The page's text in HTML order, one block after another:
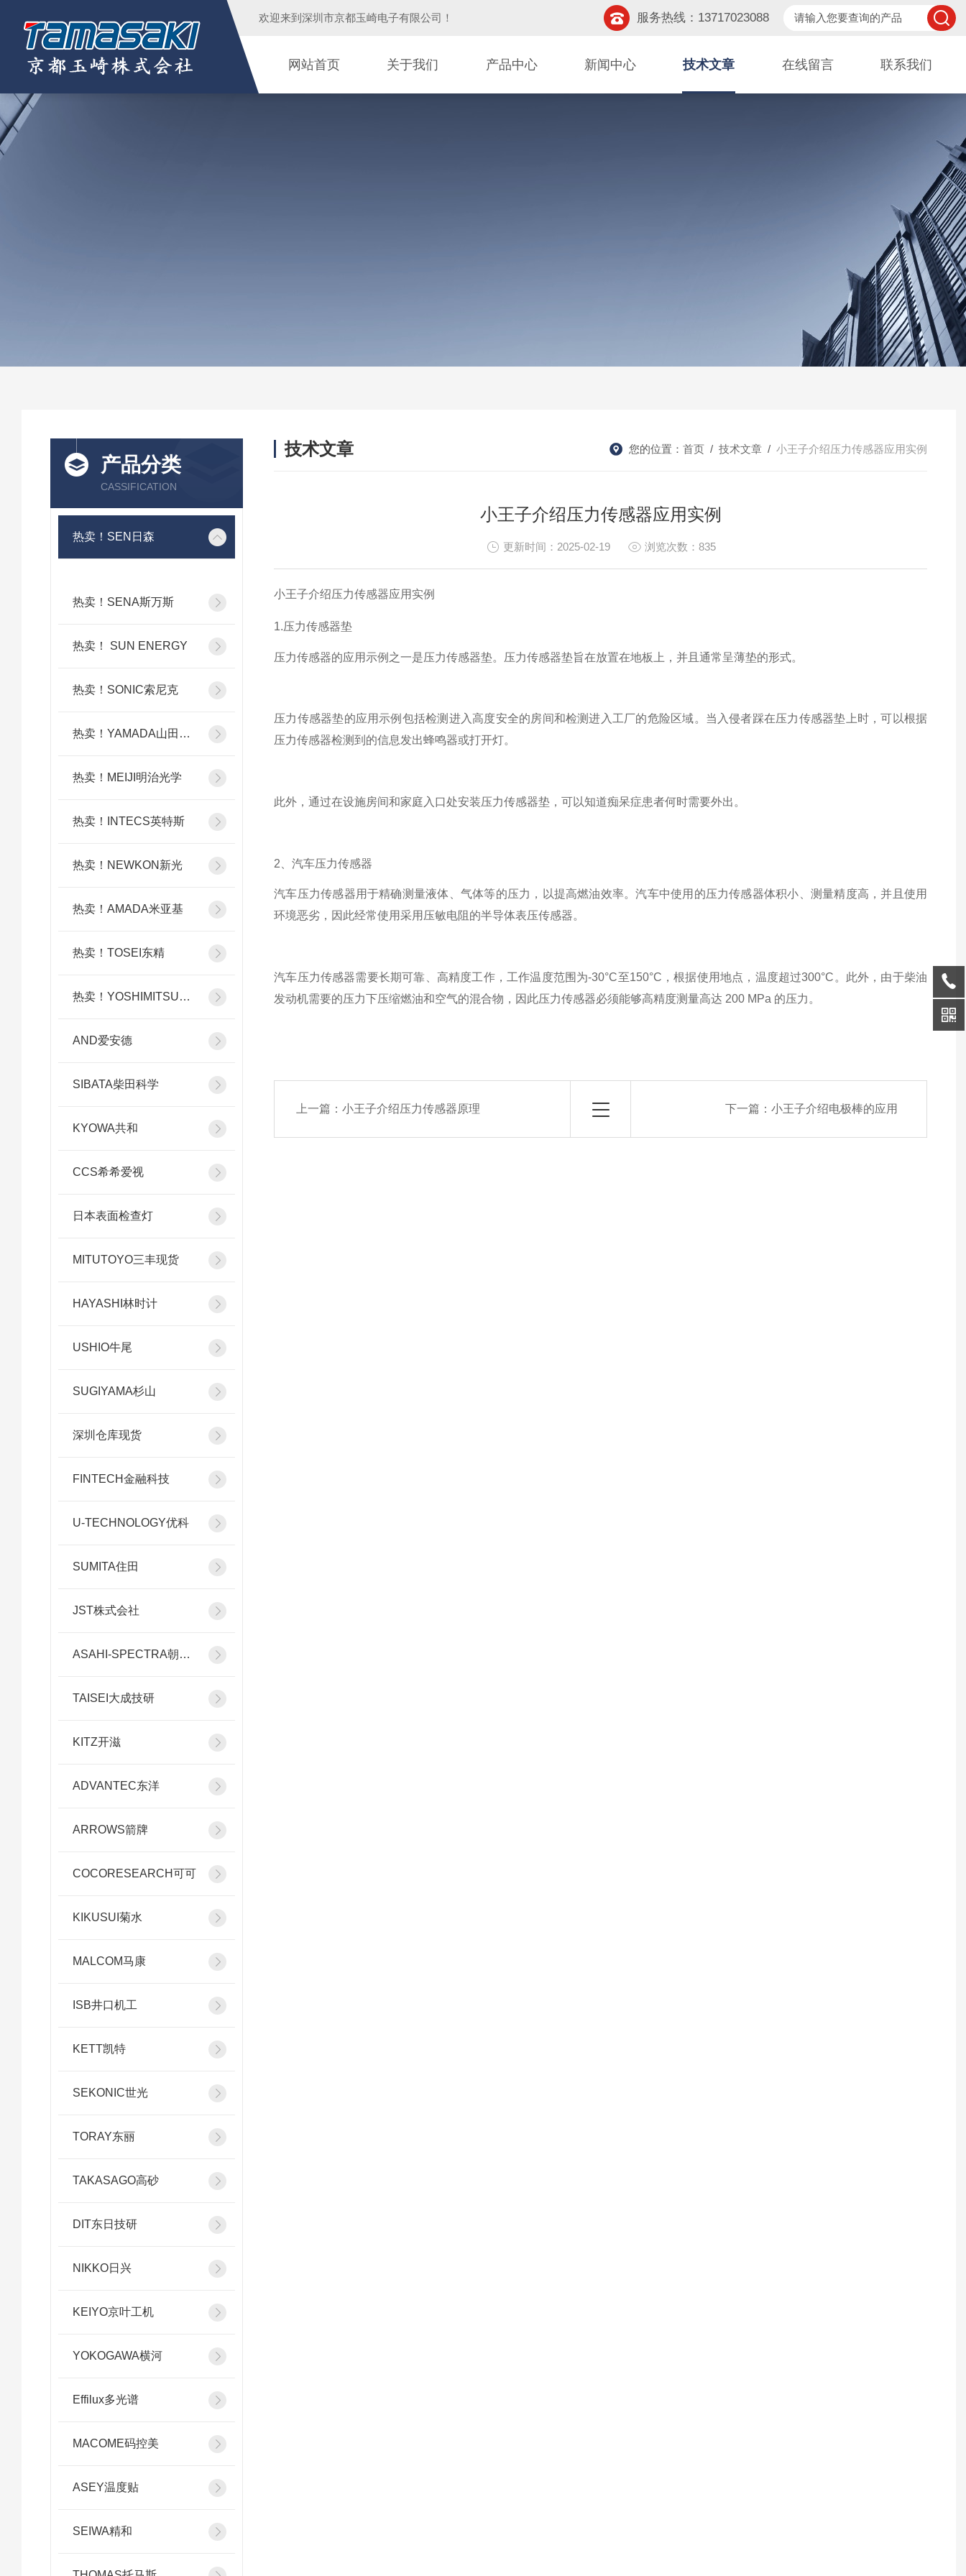
欢迎来到 深圳市京都玉崎电子有限公司 ！ 服务热线：13717023088
网站首页 关于我们 产品中心 新闻中心 技术文章 在线留言 联系我们
产品分类
CASSIFICATION
热卖！SEN日森
热卖！SENA斯万斯
热卖！ SUN ENERGY
热卖！SONIC索尼克
热卖！YAMADA山田光学
热卖！MEIJI明治光学
热卖！INTECS英特斯
热卖！NEWKON新光
热卖！AMADA米亚基
热卖！TOSEI东精
热卖！YOSHIMITSU小平
AND爱安德
SIBATA柴田科学
KYOWA共和
CCS希希爱视
日本表面检查灯
MITUTOYO三丰现货
HAYASHI林时计
USHIO牛尾
SUGIYAMA杉山
深圳仓库现货
FINTECH金融科技
U-TECHNOLOGY优科
SUMITA住田
JST株式会社
ASAHI-SPECTRA朝日分光
TAISEI大成技研
KITZ开滋
ADVANTEC东洋
ARROWS箭牌
COCORESEARCH可可
KIKUSUI菊水
MALCOM马康
ISB井口机工
KETT凯特
SEKONIC世光
TORAY东丽
TAKASAGO高砂
DIT东日技研
NIKKO日兴
KEIYO京叶工机
YOKOGAWA横河
Effilux多光谱
MACOME码控美
ASEY温度贴
SEIWA精和
技术文章 您的位置： 首页 / 技术文章 / 小王子介绍压力传感器应用实例
小王子介绍压力传感器应用实例
更新时间：2025-02-19 浏览次数：835
小王子介绍压力传感器应用实例
1.压力传感器垫
压力传感器的应用示例之一是压力传感器垫。压力传感器垫旨在放置在地板上，并且通常呈薄垫的形式。
压力传感器垫的应用示例包括检测进入高度安全的房间和检测进入工厂的危险区域。当入侵者踩在压力传感器垫上时，可以根据
压力传感器检测到的信息发出蜂鸣器或打开灯。
此外，通过在设施房间和家庭入口处安装压力传感器垫，可以知道痴呆症患者何时需要外出。
2、汽车压力传感器
汽车压力传感器用于精确测量液体、气体等的压力，以提高燃油效率。汽车中使用的压力传感器体积小、测量精度高，并且使用
环境恶劣，因此经常使用采用压敏电阻的半导体表压传感器。
汽车压力传感器需要长期可靠、高精度工作，工作温度范围为-30°C至150°C，根据使用地点，温度超过300°C。此外，由于柴油
发动机需要的压力下压缩燃油和空气的混合物，因此压力传感器必须能够高精度测量高达 200 MPa 的压力。
上一篇：小王子介绍压力传感器原理 下一篇： 小王子介绍电极棒的应用